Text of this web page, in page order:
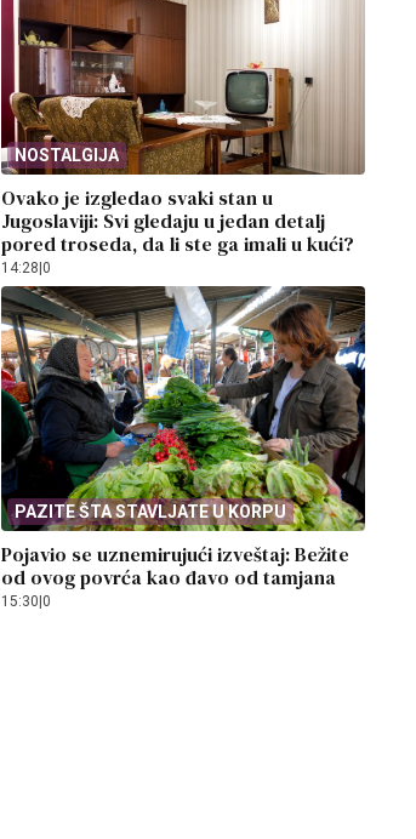
NOSTALGIJA
Ovako je izgledao svaki stan u
Jugoslaviji: Svi gledaju u jedan detalj
pored troseda, da li ste ga imali u kući?
14:28 0
PAZITE ŠTA STAVLJATE U KORPU
Pojavio se uznemirujući izveštaj: Bežite
od ovog povrća kao đavo od tamjana
15:30|0